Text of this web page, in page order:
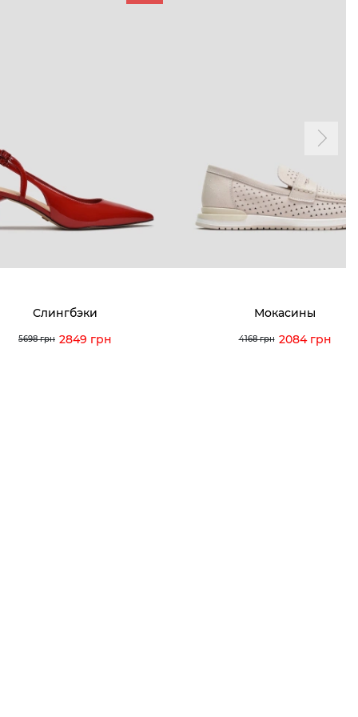
Слингбэки
5698 грн 2849 грн
Мокасины
4168 грн 2084 грн
лояльности
и оплата
и возврат
Мои просмотры